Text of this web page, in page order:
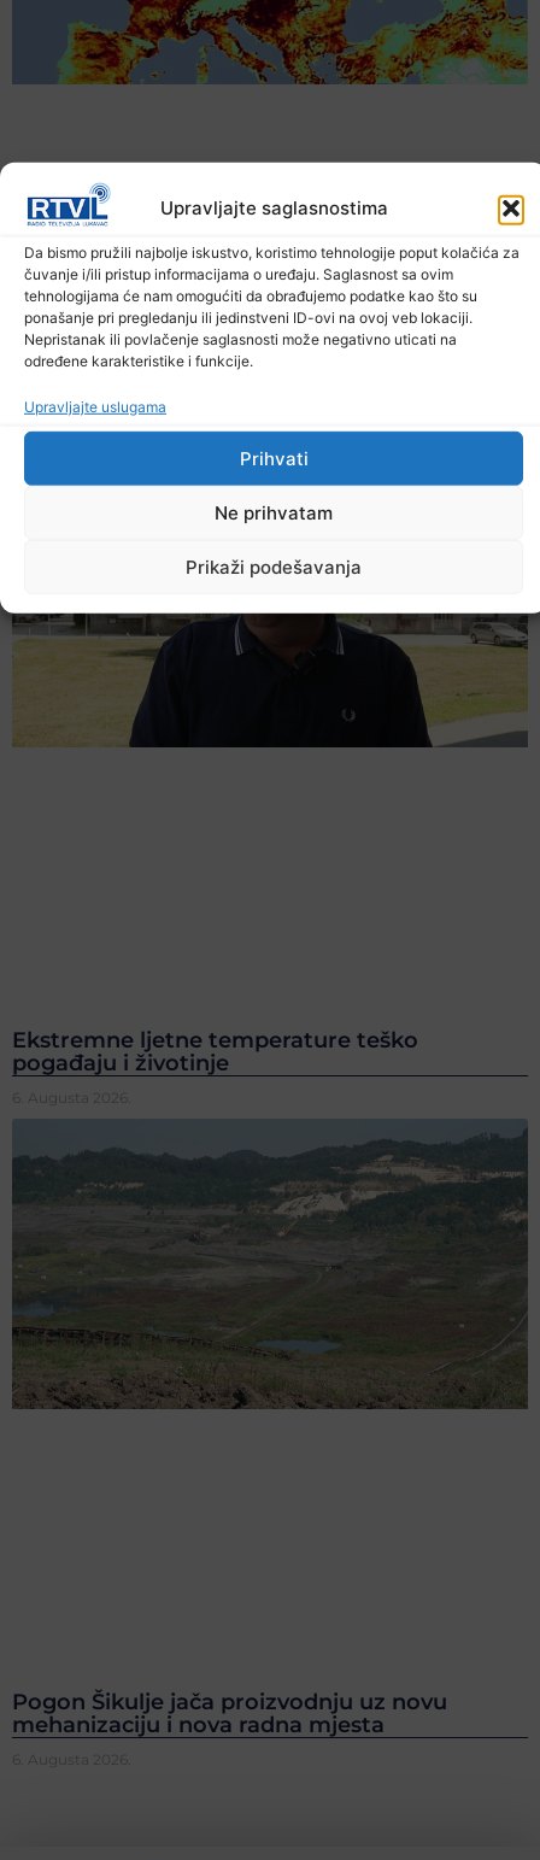
Upravljajte saglasnostima
Da bismo pružili najbolje iskustvo, koristimo tehnologije poput kolačića za
čuvanje i/ili pristup informacijama o uređaju. Saglasnost sa ovim
tehnologijama će nam omogućiti da obrađujemo podatke kao što su
ponašanje pri pregledanju ili jedinstveni ID-ovi na ovoj veb lokaciji.
Nepristanak ili povlačenje saglasnosti može negativno uticati na
određene karakteristike i funkcije.
Upravljajte uslugama
Prihvati
Ne prihvatam
Prikaži podešavanja
Upozorenje za narednih sedam dana: Požari
prijete Balkanu, u rizičnoj zoni nalazi se i BiH
6. Augusta 2026.
Ekstremne ljetne temperature teško
pogađaju i životinje
6. Augusta 2026.
Pogon Šikulje jača proizvodnju uz novu
mehanizaciju i nova radna mjesta
6. Augusta 2026.